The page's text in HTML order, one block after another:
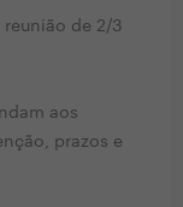
de 2/3
aos
prazos e